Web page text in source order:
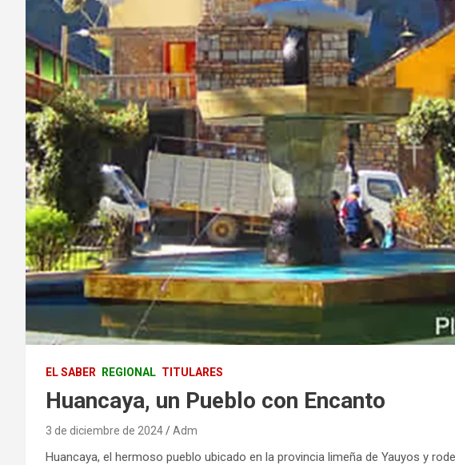
EL SABER REGIONAL TITULARES
Huancaya, un Pueblo con Encanto
3 de diciembre de 2024 Adm
Huancaya, el hermoso pueblo ubicado en la provincia limeña de Yauyos y